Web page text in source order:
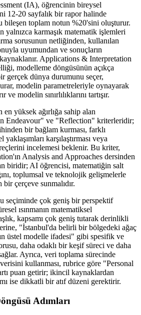
(IA), öğrencinin bireysel
12-20 sayfalık bir rapor halinde
bileşen toplam notun %20'sini oluşturur.
yalnızca karmaşık matematik işlemleri
sorusunun netliğinden, kullanılan
uyumundan ve sonuçların
Applications & Interpretation
modelleme döngüsünün açıkça
gerçek dünya durumunu seçer,
modelin parametreleriyle oynayarak
ve modelin sınırlılıklarını tartışır.
en yüksek ağırlığa sahip alan
Endeavour" ve "Reflection" kriterleridir;
bir bağlam kurması, farklı
karşılaştırması veya
incelemesi beklenir. Bu kriter,
Analysis and Approaches dersinden
biridir; AI öğrencisi, matematiğin salt
toplumsal ve teknolojik gelişmelerle
çerçeve sunmalıdır.
seçiminde çok geniş bir perspektif
ısınmanın matematiksel
kapsamı çok geniş tutarak derinlikli
"İstanbul'da belirli bir bölgedeki ağaç
üstel modelle ifadesi" gibi spesifik ve
daha odaklı bir keşif süreci ve daha
Ayrıca, veri toplama sürecinde
kullanması, rubrice göre "Personal
puan getirir; ikincil kaynaklardan
ise dikkatli bir atıf düzeni gerektirir.
Adımları